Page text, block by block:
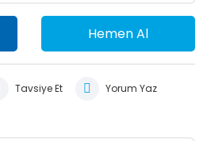
Hemen Al
Tavsiye Et Yorum Yaz